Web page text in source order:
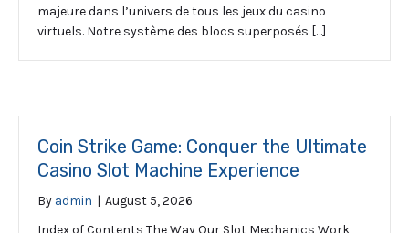
majeure dans l’univers de tous les jeux du casino
virtuels. Notre système des blocs superposés […]
Coin Strike Game: Conquer the Ultimate
Casino Slot Machine Experience
By admin | August 5, 2026
Index of Contents The Way Our Slot Mechanics Work